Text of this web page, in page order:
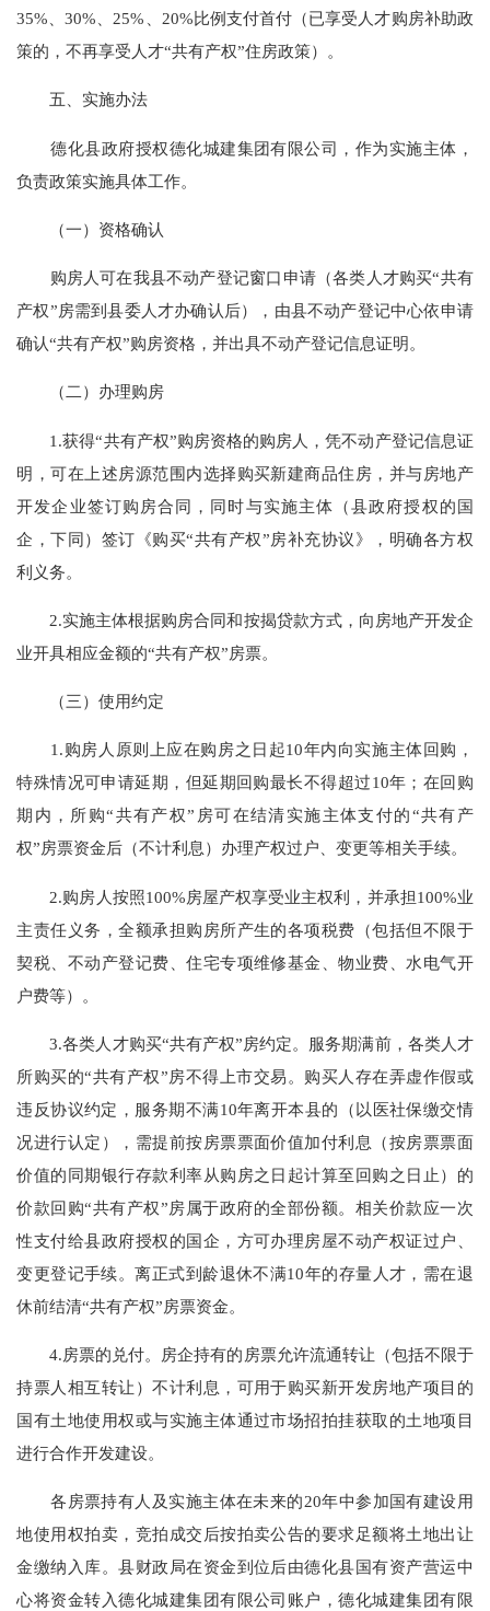
35%、30%、25%、20%比例支付首付（已享受人才购房补助政
策的，不再享受人才“共有产权”住房政策）。
五、实施办法
德化县政府授权德化城建集团有限公司，作为实施主体，
负责政策实施具体工作。
（一）资格确认
购房人可在我县不动产登记窗口申请（各类人才购买“共有
产权”房需到县委人才办确认后），由县不动产登记中心依申请
确认“共有产权”购房资格，并出具不动产登记信息证明。
（二）办理购房
1.获得“共有产权”购房资格的购房人，凭不动产登记信息证
明，可在上述房源范围内选择购买新建商品住房，并与房地产
开发企业签订购房合同，同时与实施主体（县政府授权的国
企，下同）签订《购买“共有产权”房补充协议》，明确各方权
利义务。
2.实施主体根据购房合同和按揭贷款方式，向房地产开发企
业开具相应金额的“共有产权”房票。
（三）使用约定
1.购房人原则上应在购房之日起10年内向实施主体回购，
特殊情况可申请延期，但延期回购最长不得超过10年；在回购
期内，所购“共有产权”房可在结清实施主体支付的“共有产
权”房票资金后（不计利息）办理产权过户、变更等相关手续。
2.购房人按照100%房屋产权享受业主权利，并承担100%业
主责任义务，全额承担购房所产生的各项税费（包括但不限于
契税、不动产登记费、住宅专项维修基金、物业费、水电气开
户费等）。
3.各类人才购买“共有产权”房约定。服务期满前，各类人才
所购买的“共有产权”房不得上市交易。购买人存在弄虚作假或
违反协议约定，服务期不满10年离开本县的（以医社保缴交情
况进行认定），需提前按房票票面价值加付利息（按房票票面
价值的同期银行存款利率从购房之日起计算至回购之日止）的
价款回购“共有产权”房属于政府的全部份额。相关价款应一次
性支付给县政府授权的国企，方可办理房屋不动产权证过户、
变更登记手续。离正式到龄退休不满10年的存量人才，需在退
休前结清“共有产权”房票资金。
4.房票的兑付。房企持有的房票允许流通转让（包括不限于
持票人相互转让）不计利息，可用于购买新开发房地产项目的
国有土地使用权或与实施主体通过市场招拍挂获取的土地项目
进行合作开发建设。
各房票持有人及实施主体在未来的20年中参加国有建设用
地使用权拍卖，竞拍成交后按拍卖公告的要求足额将土地出让
金缴纳入库。县财政局在资金到位后由德化县国有资产营运中
心将资金转入德化城建集团有限公司账户，德化城建集团有限